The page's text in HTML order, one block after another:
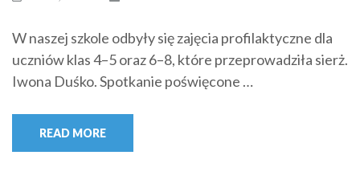
W naszej szkole odbyły się zajęcia profilaktyczne dla
uczniów klas 4–5 oraz 6–8, które przeprowadziła sierż.
Iwona Duśko. Spotkanie poświęcone …
READ MORE